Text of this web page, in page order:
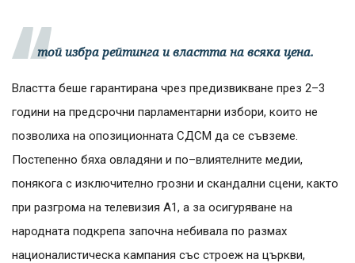
той избра рейтинга и властта на всяка цена.
Властта беше гарантирана чрез предизвикване през 2–3
години на предсрочни парламентарни избори, които не
позволиха на опозиционната СДСМ да се съвземе.
Постепенно бяха овладяни и по–влиятелните медии,
понякога с изключително грозни и скандални сцени, както
при разгрома на телевизия А1, а за осигуряване на
народната подкрепа започна небивала по размах
националистическа кампания със строеж на църкви,